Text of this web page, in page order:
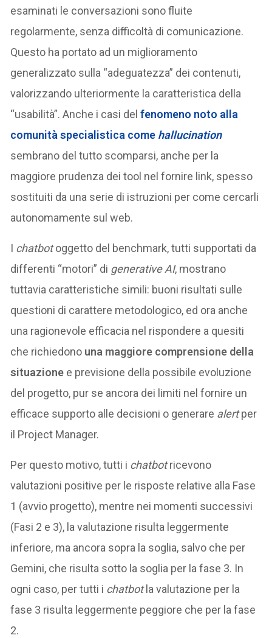
esaminati le conversazioni sono fluite
regolarmente, senza difficoltà di comunicazione.
Questo ha portato ad un miglioramento
generalizzato sulla “adeguatezza” dei contenuti,
valorizzando ulteriormente la caratteristica della
“usabilità”. Anche i casi delfenomeno noto alla
comunità specialistica come hallucination
sembrano del tutto scomparsi, anche per la
maggiore prudenza dei tool nel fornire link, spesso
sostituiti da una serie di istruzioni per come cercarli
autonomamente sul web.
I chatbotoggetto del benchmark, tutti supportati da
differenti “motori” di generative AI, mostrano
tuttavia caratteristiche simili: buoni risultati sulle
questioni di carattere metodologico, ed ora anche
una ragionevole efficacia nel rispondere a quesiti
che richiedono una maggiore comprensione della
situazione e previsione della possibile evoluzione
del progetto, pur se ancora dei limiti nel fornire un
efficace supporto alle decisioni o generare alertper
il Project Manager.
Per questo motivo, tutti i chatbotricevono
valutazioni positive per le risposte relative alla Fase
1 (avvio progetto), mentre nei momenti successivi
(Fasi 2 e 3), la valutazione risulta leggermente
inferiore, ma ancora sopra la soglia, salvo che per
Gemini, che risulta sotto la soglia per la fase 3. In
ogni caso, per tutti i chatbotla valutazione per la
fase 3 risulta leggermente peggiore che per la fase
2.